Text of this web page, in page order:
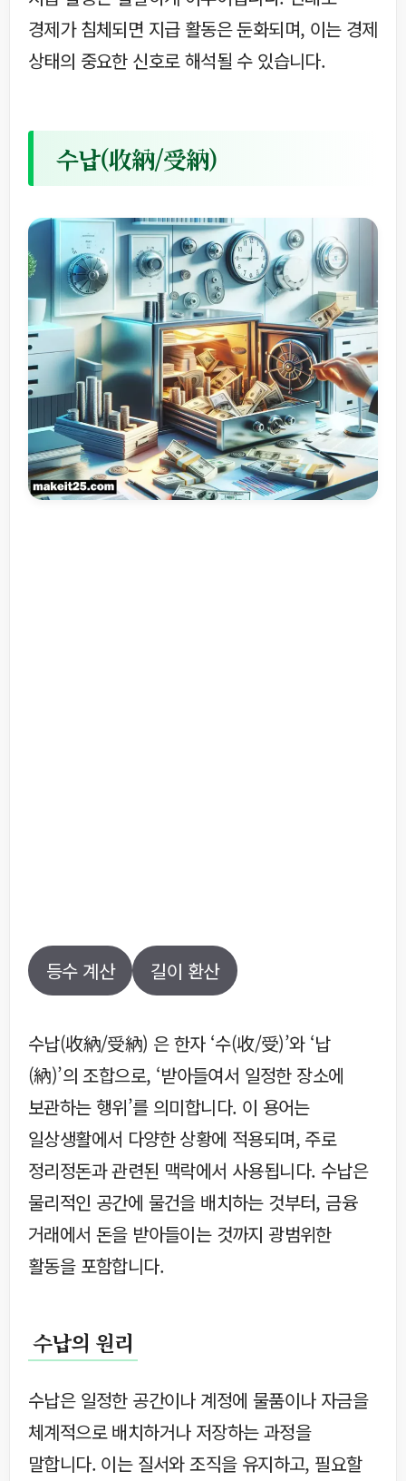
경제가 침체되면 지급 활동은 둔화되며, 이는 경제
상태의 중요한 신호로 해석될 수 있습니다.
수납(收納/受納)
등수 계산 길이 환산
수납(收納/受納) 은 한자 ‘수(收/受)’와 ‘납
(納)’의 조합으로, ‘받아들여서 일정한 장소에
보관하는 행위’를 의미합니다. 이 용어는
일상생활에서 다양한 상황에 적용되며, 주로
정리정돈과 관련된 맥락에서 사용됩니다. 수납은
물리적인 공간에 물건을 배치하는 것부터, 금융
거래에서 돈을 받아들이는 것까지 광범위한
활동을 포함합니다.
수납의 원리
수납은 일정한 공간이나 계정에 물품이나 자금을
체계적으로 배치하거나 저장하는 과정을
말합니다. 이는 질서와 조직을 유지하고, 필요할